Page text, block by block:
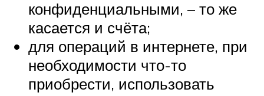
конфиденциальными, – то же
касается и счёта;
для операций в интернете, при
необходимости что-то
приобрести, использовать